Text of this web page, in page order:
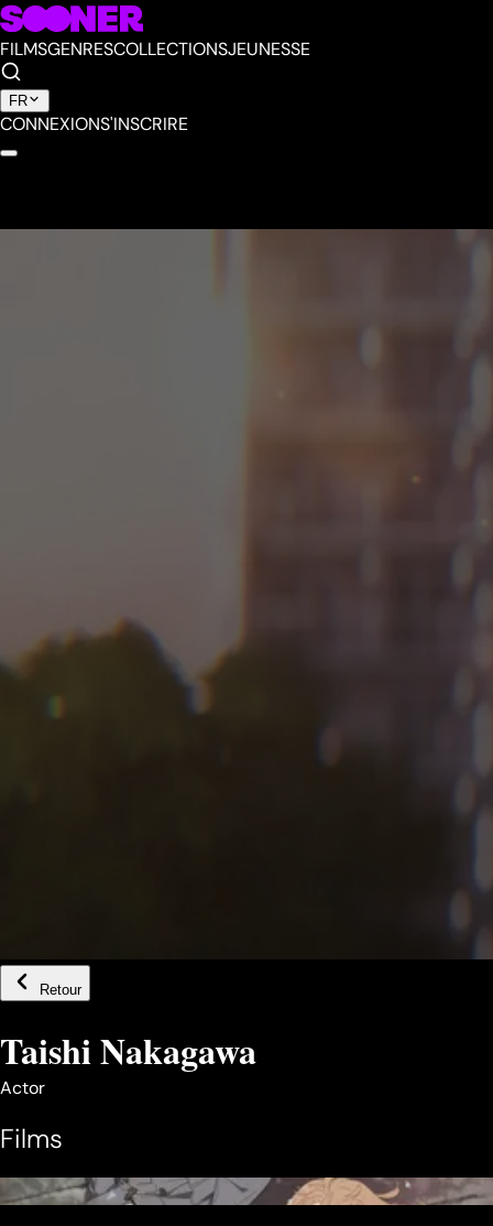
FILMSGENRESCOLLECTIONSJEUNESSE
FR
CONNEXIONS'INSCRIRE
Retour
Taishi Nakagawa
Actor
Films